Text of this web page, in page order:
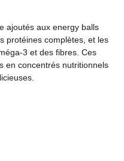
ajoutés aux energy balls
protéines complètes, et les
3 et des fibres. Ces
en concentrés nutritionnels